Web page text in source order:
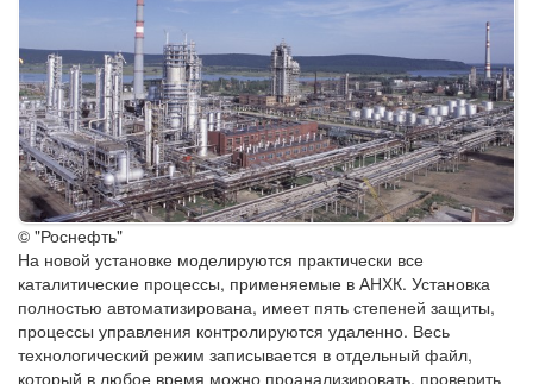
© "Роснефть"
На новой установке моделируются практически все
каталитические процессы, применяемые в АНХК. Установка
полностью автоматизирована, имеет пять степеней защиты,
процессы управления контролируются удаленно. Весь
технологический режим записывается в отдельный файл,
который в любое время можно проанализировать, проверить